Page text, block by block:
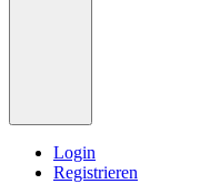
Login
Registrieren